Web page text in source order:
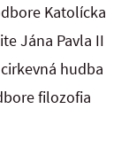
Katolícka
Jána Pavla II
hudba
filozofia